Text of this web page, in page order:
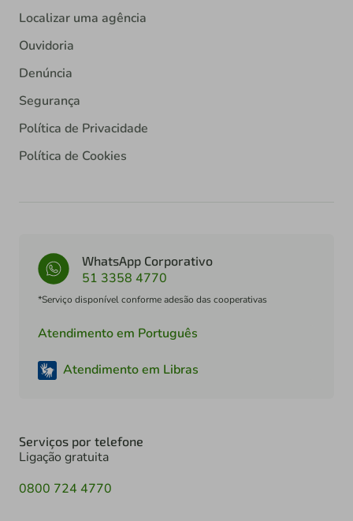
Localizar uma agência
Ouvidoria
Denúncia
Segurança
Política de Privacidade
Política de Cookies
WhatsApp Corporativo
51 3358 4770
*Serviço disponível conforme adesão das cooperativas
Atendimento em Português
Atendimento em Libras
Serviços por telefone
Ligação gratuita
0800 724 4770